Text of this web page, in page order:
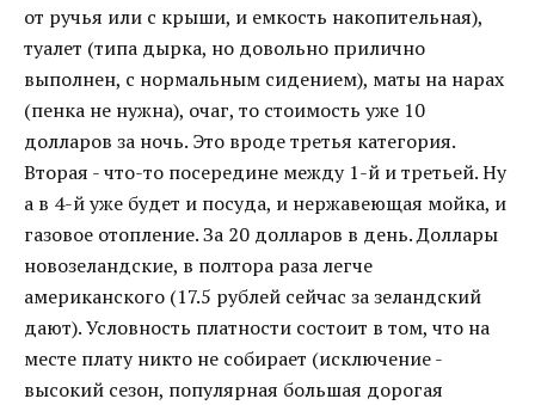
от ручья или с крыши, и емкость накопительная),
туалет (типа дырка, но довольно прилично
выполнен, с нормальным сидением), маты на нарах
(пенка не нужна), очаг, то стоимость уже 10
долларов за ночь. Это вроде третья категория.
Вторая - что-то посередине между 1-й и третьей. Ну
а в 4-й уже будет и посуда, и нержавеющая мойка, и
газовое отопление. За 20 долларов в день. Доллары
новозеландские, в полтора раза легче
американского (17.5 рублей сейчас за зеландский
дают). Условность платности состоит в том, что на
месте плату никто не собирает (исключение -
высокий сезон, популярная большая дорогая